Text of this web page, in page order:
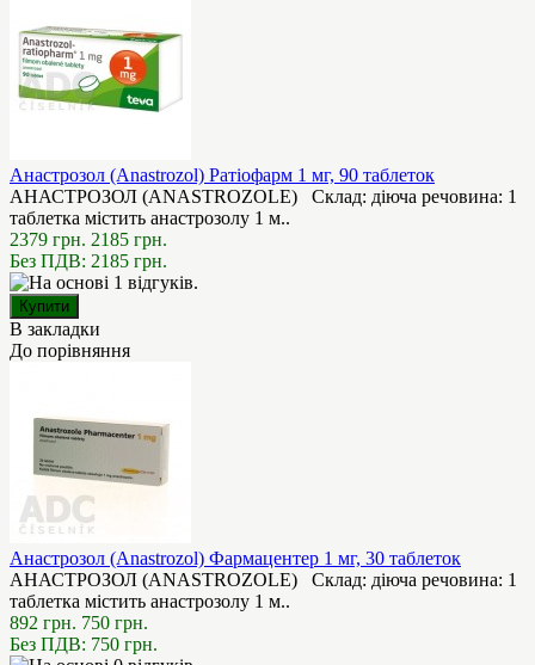
Анастрозол (Anastrozol) Ратіофарм 1 мг, 90 таблеток
АНАСТРОЗОЛ (ANASTROZOLE) Склад: діюча речовина: 1
таблетка містить анастрозолу 1 м..
2379 грн. 2185 грн.
Без ПДВ: 2185 грн.
В закладки
До порівняння
Анастрозол (Anastrozol) Фармацентер 1 мг, 30 таблеток
АНАСТРОЗОЛ (ANASTROZOLE) Склад: діюча речовина: 1
таблетка містить анастрозолу 1 м..
892 грн. 750 грн.
Без ПДВ: 750 грн.